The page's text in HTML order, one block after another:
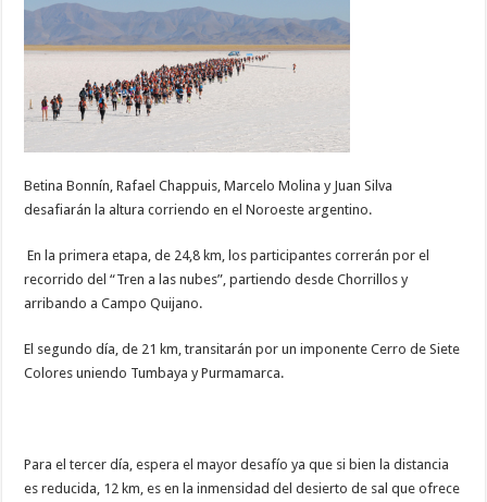
Betina Bonnín, Rafael Chappuis, Marcelo Molina y Juan Silva
desafiarán la altura corriendo en el Noroeste argentino.
En la primera etapa, de 24,8 km, los participantes correrán por el
recorrido del “Tren a las nubes”, partiendo desde Chorrillos y
arribando a Campo Quijano.
El segundo día, de 21 km, transitarán por un imponente Cerro de Siete
Colores uniendo Tumbaya y Purmamarca.
Para el tercer día, espera el mayor desafío ya que si bien la distancia
es reducida, 12 km, es en la inmensidad del desierto de sal que ofrece